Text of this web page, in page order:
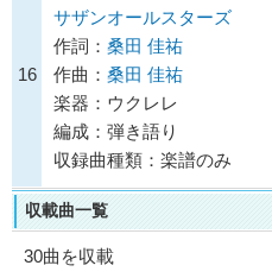
16
サザンオールスターズ
作詞： 桑田 佳祐
作曲： 桑田 佳祐
楽器：ウクレレ
編成：弾き語り
収録曲種類：楽譜のみ
収載曲一覧
30曲を収載